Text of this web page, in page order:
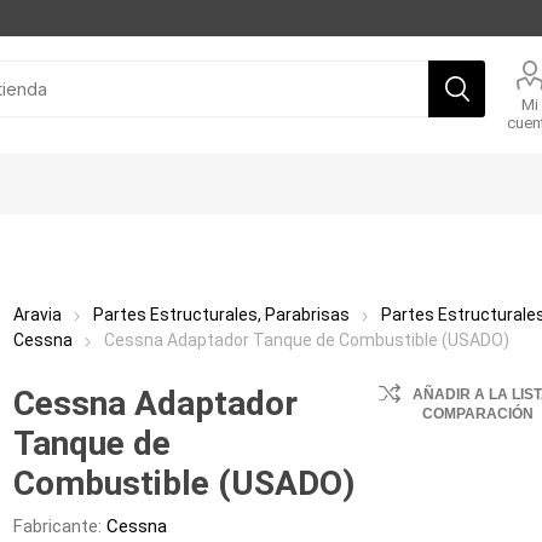
Mi
Aravia Partes Estructurales, Parabrisas
Partes
Cessna
Cessna Adaptador Tanque de Combustible (USADO)
Cessna Adaptador
Tanque de
Combustible (USADO)
Fabricante: Cessna
AÑADIR A LA
COMPARACIÓN